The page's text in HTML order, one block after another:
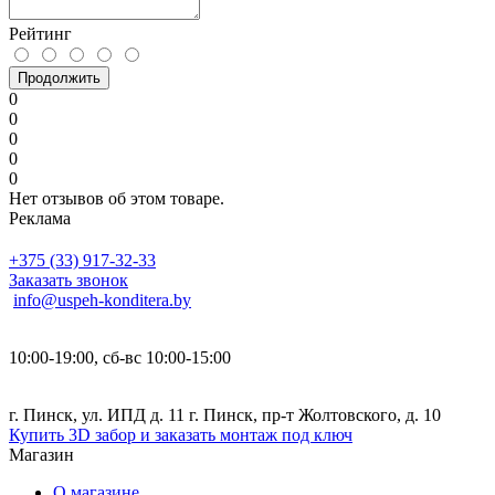
Рейтинг
Продолжить
0
0
0
0
0
Нет отзывов об этом товаре.
Реклама
+375 (33) 917-32-33
Заказать звонок
info@uspeh-konditera.by
10:00-19:00, сб-вс 10:00-15:00
г. Пинск, ул. ИПД д. 11 г. Пинск, пр-т Жолтовского, д. 10
Купить 3D забор и заказать монтаж под ключ
Магазин